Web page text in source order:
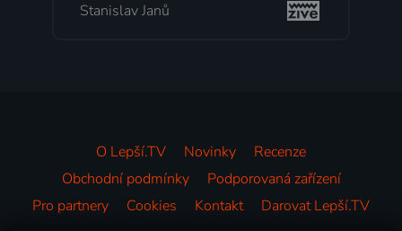
Stanislav Janů
O Lepší.TV Novinky
Recenze
Obchodní podmínky
Podporovaná zařízení
Pro partnery
Cookies Kontakt Darovat Lepší.TV